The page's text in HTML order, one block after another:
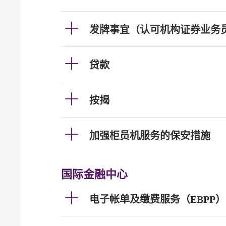
发牌事宜（认可机构证券业务
贷款
按揭
加强柜员机服务的保安措施
国际金融中心
电子帐单及缴费服务（EBPP）